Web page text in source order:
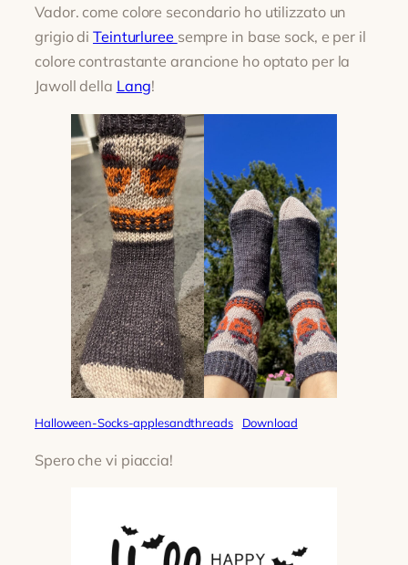
Vador. come colore secondario ho utilizzato un
grigio diTeinturluree sempre in base sock, e per il
colore contrastante arancione ho optato per la
Jawoll della Lang!
Halloween-Socks-applesandthreads Download
Spero che vi piaccia!